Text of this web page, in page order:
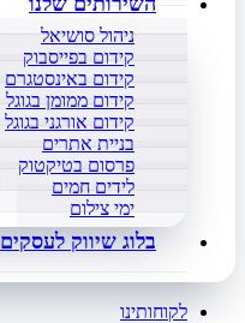
ניהול סושיאל
קידום בפייסבוק
קידום באינסטגרם
קידום ממומן בגוגל
קידום אורגני בגוגל
בניית אתרים
פרסום בטיקטוק
לידים חמים
ימי צילום
בלוג שיווק לעסקים
לקוחותינו